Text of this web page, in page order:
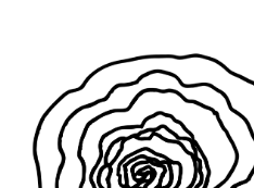
Kreissäge
Vogelgezwitscher
Menschenmenge